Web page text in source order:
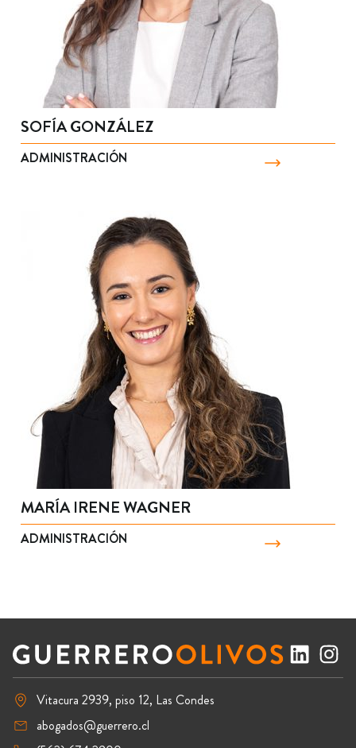
SOFÍA GONZÁLEZ
ADMINISTRACIÓN
MARÍA IRENE WAGNER
ADMINISTRACIÓN
Vitacura 2939, piso 12, Las Condes
abogados@guerrero.cl